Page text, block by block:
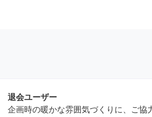
退会ユーザー
企画時の暖かな雰囲気づくりに、ご協